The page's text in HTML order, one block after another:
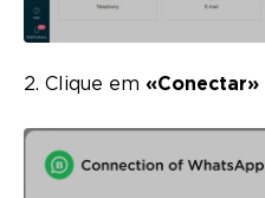
2. Clique em «Conectar»